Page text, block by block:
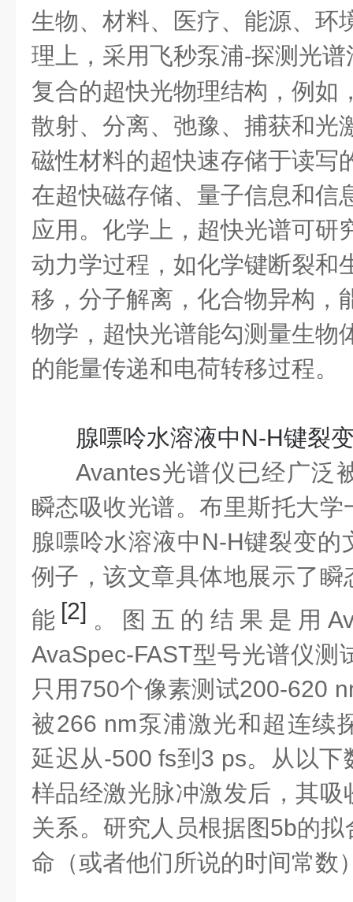
生物、材料、医疗、能源、环
理上，采用飞秒泵浦-探测光谱
复合的超快光物理结构，例如
散射、分离、弛豫、捕获和光
磁性材料的超快速存储于读写
在超快磁存储、量子信息和信
应用。化学上，超快光谱可研
动力学过程，如化学键断裂和
移，分子解离，化合物异构，
物学，超快光谱能勾测量生物
的能量传递和电荷转移过程。
腺嘌呤水溶液中N-H键裂
Avantes光谱仪已经广泛
瞬态吸收光谱。布里斯托大
腺嘌呤水溶液中N-H键裂变的
例子，该文章具体地展示了
能 [2] 。图五的结果是用
AvaSpec-FAST型号光谱仪测
只用750个像素测试200-620
被266 nm泵浦激光和超连续
延迟从-500 fs到3 ps。从以
样品经激光脉冲激发后，其
关系。研究人员根据图5b的
命（或者他们所说的时间常数